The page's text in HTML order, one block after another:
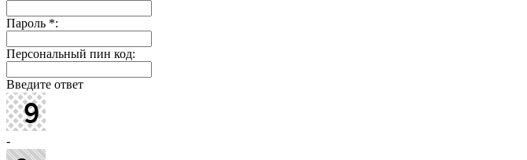
Пароль *:
Персональный пин код:
Введите ответ
-